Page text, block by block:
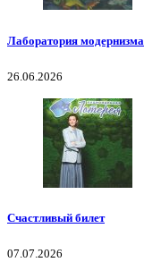
Лаборатория модернизма
26.06.2026
Счастливый билет
07.07.2026